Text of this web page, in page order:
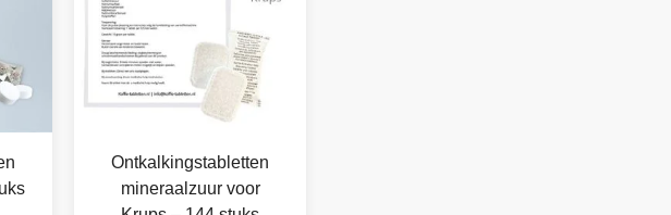
Ontkalkingstabletten
mineraalzuur voor